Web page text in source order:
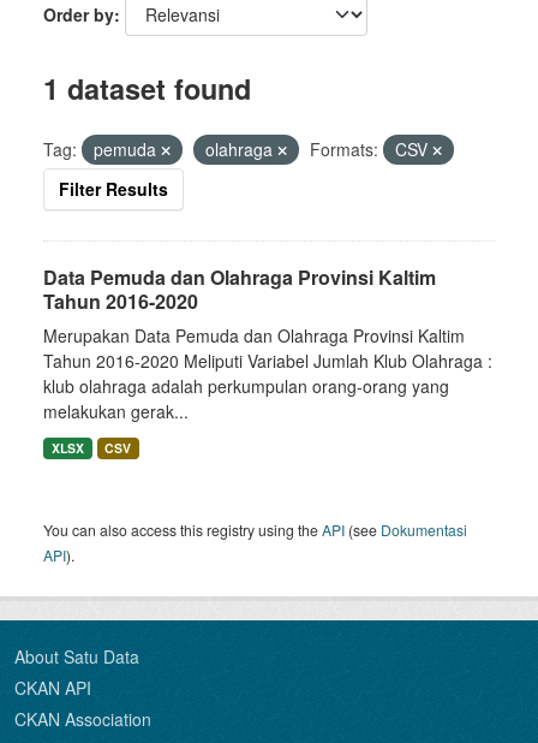
Order by
1 dataset found
Tag: pemuda olahraga Formats:
CSV
Filter Results
Data Pemuda dan Olahraga Provinsi Kaltim
Tahun 2016-2020
Merupakan Data Pemuda dan Olahraga Provinsi Kaltim
Tahun 2016-2020 Meliputi Variabel Jumlah Klub Olahraga :
klub olahraga adalah perkumpulan orang-orang yang
melakukan gerak...
XLSX CSV
You can also access this registry using theAPI (see Dokumentasi
API).
About Satu Data
CKAN API
CKAN Association